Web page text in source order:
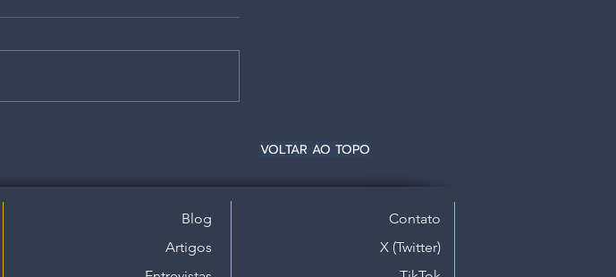
VOLTAR AO TOPO
Blog
Artigos
Contato
X (Twitter)